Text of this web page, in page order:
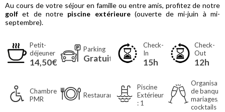
Au cours de votre séjour en famille ou entre amis, profitez de notre
golfet de notre piscine extérieure(ouverte de mi-juin à mi-
septembre).
Petit-
déjeuner
14,50€
Parking
Gratuit
Check-
In
15h
Check-
Out
12h
Chambres
PMR
Restaurant
Piscine
Extérieure
: 1
de
mariages,
cocktails